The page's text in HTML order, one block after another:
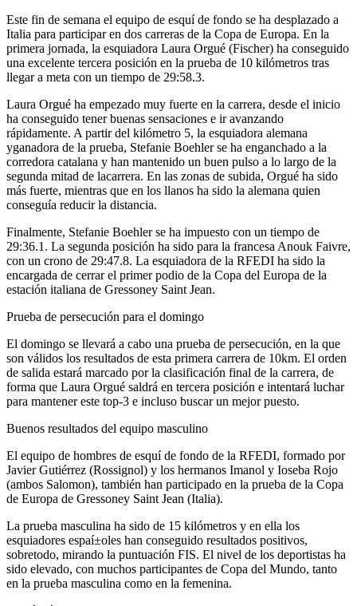
Este fin de semana el equipo de esquí­ de fondo se ha desplazado a
Italia para participar en dos carreras de la Copa de Europa. En la
primera jornada, la esquiadora Laura Orgué (Fischer) ha conseguido
una excelente tercera posición en la prueba de 10 kilómetros tras
llegar a meta con un tiempo de 29:58.3.
Laura Orgué ha empezado muy fuerte en la carrera, desde el inicio
ha conseguido tener buenas sensaciones e ir avanzando
rápidamente. A partir del kilómetro 5, la esquiadora alemana
yganadora de la prueba, Stefanie Boehler se ha enganchado a la
corredora catalana y han mantenido un buen pulso a lo largo de la
segunda mitad de lacarrera. En las zonas de subida, Orgué ha sido
más fuerte, mientras que en los llanos ha sido la alemana quien
conseguí­a reducir la distancia.
Finalmente, Stefanie Boehler se ha impuesto con un tiempo de
29:36.1. La segunda posición ha sido para la francesa Anouk Faivre,
con un crono de 29:47.8. La esquiadora de la RFEDI ha sido la
encargada de cerrar el primer podio de la Copa del Europa de la
estación italiana de Gressoney Saint Jean.
Prueba de persecución para el domingo
El domingo se llevará a cabo una prueba de persecución, en la que
son válidos los resultados de esta primera carrera de 10km. El orden
de salida estará marcado por la clasificación final de la carrera, de
forma que Laura Orgué saldrá en tercera posición e intentará luchar
para mantener este top-3 e incluso buscar un mejor puesto.
Buenos resultados del equipo masculino
El equipo de hombres de esquí­ de fondo de la RFEDI, formado por
Javier Gutiérrez (Rossignol) y los hermanos Imanol y Ioseba Rojo
(ambos Salomon), también han participado en la prueba de la Copa
de Europa de Gressoney Saint Jean (Italia).
La prueba masculina ha sido de 15 kilómetros y en ella los
esquiadores espaí±oles han conseguido resultados positivos,
sobretodo, mirando la puntuación FIS. El nivel de los deportistas ha
sido elevado, con muchos participantes de Copa del Mundo, tanto
en la prueba masculina como en la femenina.